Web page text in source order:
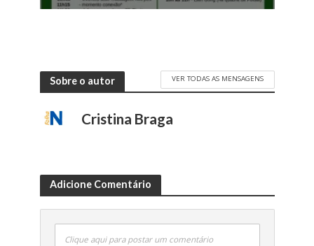
Sobre o autor VER TODAS AS MENSAGENS
Cristina Braga
Adicione Comentário
Clique aqui para postar um comentário